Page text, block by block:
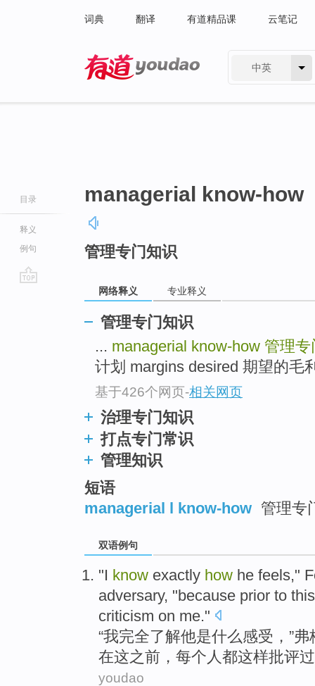
词典 翻译 有道精品课 云笔记
中英
目录
释义
例句
managerial know-how
管理专门知识
网络释义 专业释义
管理专门知识
... managerial know-how 管理专
计划 margins desired 期望的毛
基于426个网页-相关网页
治理专门知识
打点专门常识
管理知识
短语
managerial l know-how 管理专
双语例句
"I know exactly how he feels,"
adversary, "because prior to this
criticism on me."
“我完全了解他是什么感受 ，”弗
在这之前 ， 每个人都这样批评
youdao